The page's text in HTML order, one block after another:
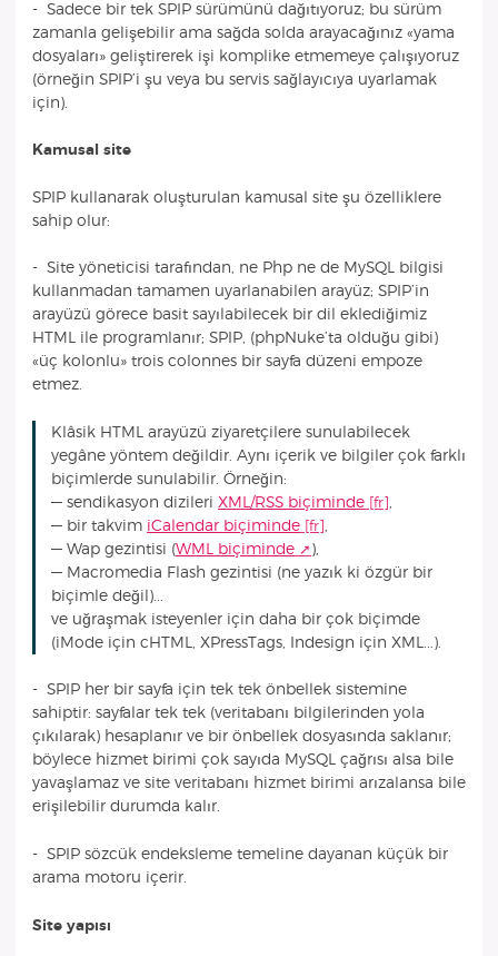
- Sadece bir tek SPIP sürümünü dağıtıyoruz; bu sürüm
zamanla gelişebilir ama sağda solda arayacağınız «yama
dosyaları» geliştirerek işi komplike etmemeye çalışıyoruz
(örneğin SPIP’i şu veya bu servis sağlayıcıya uyarlamak
için).
Kamusal site
SPIP kullanarak oluşturulan kamusal site şu özelliklere
sahip olur:
- Site yöneticisi tarafından, ne Php ne de MySQL bilgisi
kullanmadan tamamen uyarlanabilen arayüz; SPIP’in
arayüzü görece basit sayılabilecek bir dil eklediğimiz
HTML ile programlanır; SPIP, (phpNuke’ta olduğu gibi)
«üç kolonlu» trois colonnes bir sayfa düzeni empoze
etmez.
Klâsik HTML arayüzü ziyaretçilere sunulabilecek
yegâne yöntem değildir. Aynı içerik ve bilgiler çok farklı
biçimlerde sunulabilir. Örneğin:
— sendikasyon dizileriXML/RSS biçiminde
— bir takvim iCalendar biçiminde
— Wap gezintisi (WML biçiminde
),
— Macromedia Flash gezintisi (ne yazık ki özgür bir
biçimle değil)...
ve uğraşmak isteyenler için daha bir çok biçimde
(iMode için cHTML, XPressTags, Indesign için XML...).
- SPIP her bir sayfa için tek tek önbellek sistemine
sahiptir: sayfalar tek tek (veritabanı bilgilerinden yola
çıkılarak) hesaplanır ve bir önbellek dosyasında saklanır;
böylece hizmet birimi çok sayıda MySQL çağrısı alsa bile
yavaşlamaz ve site veritabanı hizmet birimi arızalansa bile
erişilebilir durumda kalır.
- SPIP sözcük endeksleme temeline dayanan küçük bir
arama motoru içerir.
Site yapısı